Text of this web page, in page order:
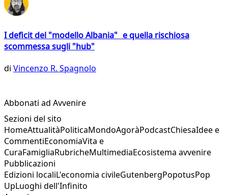
I deficit del "modello Albania" e quella rischiosa
scommessa sugli "hub"
di Vincenzo R. Spagnolo
Abbonati ad Avvenire
Sezioni del sito
HomeAttualitàPoliticaMondoAgoràPodcastChiesaIdee e
CommentiEconomiaVita e
CuraFamigliaRubricheMultimediaEcosistema avvenire
Pubblicazioni
Edizioni localiL'economia civileGutenbergPopotusPop
UpLuoghi dell'Infinito